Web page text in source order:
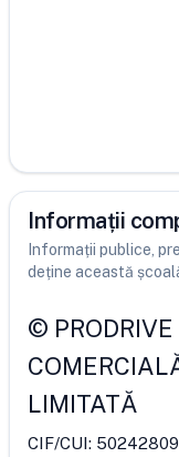
Informații
Informații publice,
deține această
©
LIMITATĂ
CIF/CUI: 50242809